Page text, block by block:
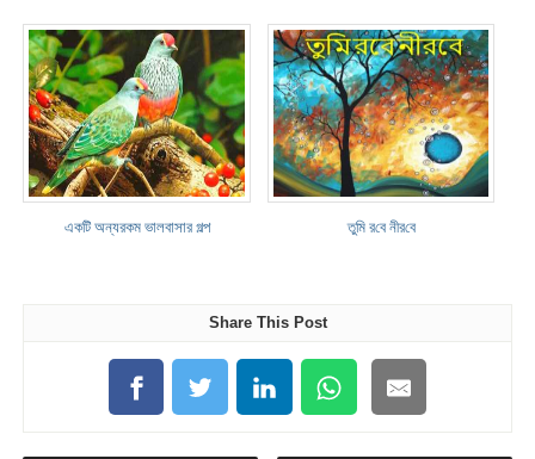
একটি অন্যরকম ভালবাসার গল্প তু‌মি র‌বে নীর‌বে
Share This Post